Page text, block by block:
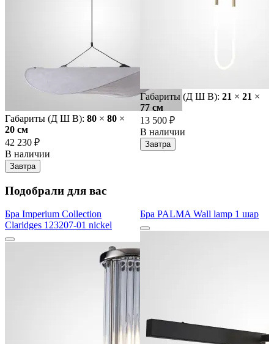
Габариты (Д Ш В): 80 × 80 ×
20 cм
42 230 ₽
В наличии
Завтра
Габариты (Д Ш В): 21 × 21 ×
77 cм
13 500 ₽
В наличии
Завтра
Подобрали для вас
Бра Imperium Collection
Claridges 123207-01 nickel
Бра PALMA Wall lamp 1 шар